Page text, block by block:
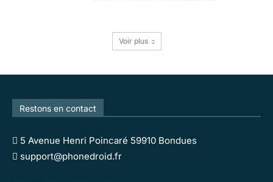
Voir plus
Restons en contact
5 Avenue Henri Poincaré 59910 Bondues
support@phonedroid.fr